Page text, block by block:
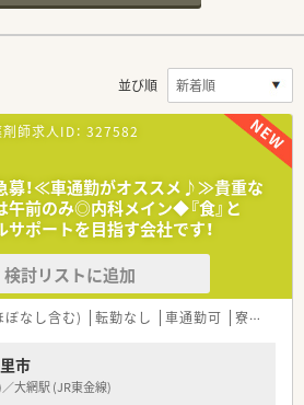
並び順
師求人ID： 327582
募！≪車通勤がオススメ♪≫貴重な
前のみ◎内科メイン◆『食』と
サポートを目指す会社です！
検討リストに追加
なし含む) 転勤なし 車通勤可 寮・借上社宅あり
市
大網駅 (JR東金線)